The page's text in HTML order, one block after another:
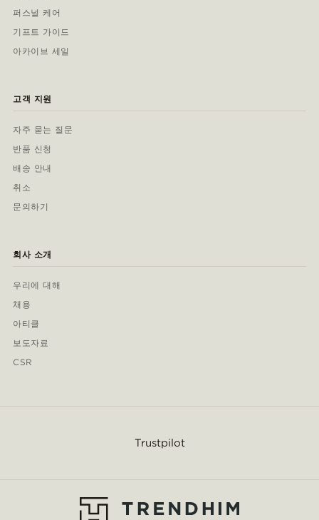
퍼스널 케어
기프트 가이드
아카이브 세일
고객 지원
자주 묻는 질문
반품 신청
배송 안내
취소
문의하기
회사 소개
우리에 대해
채용
아티클
보도자료
CSR
Trustpilot